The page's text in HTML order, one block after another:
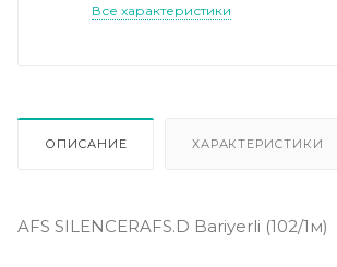
Все характеристики
ОПИСАНИЕ ХАРАКТЕРИСТИКИ
AFS SILENCERAFS.D Bariyerli (102/1м)